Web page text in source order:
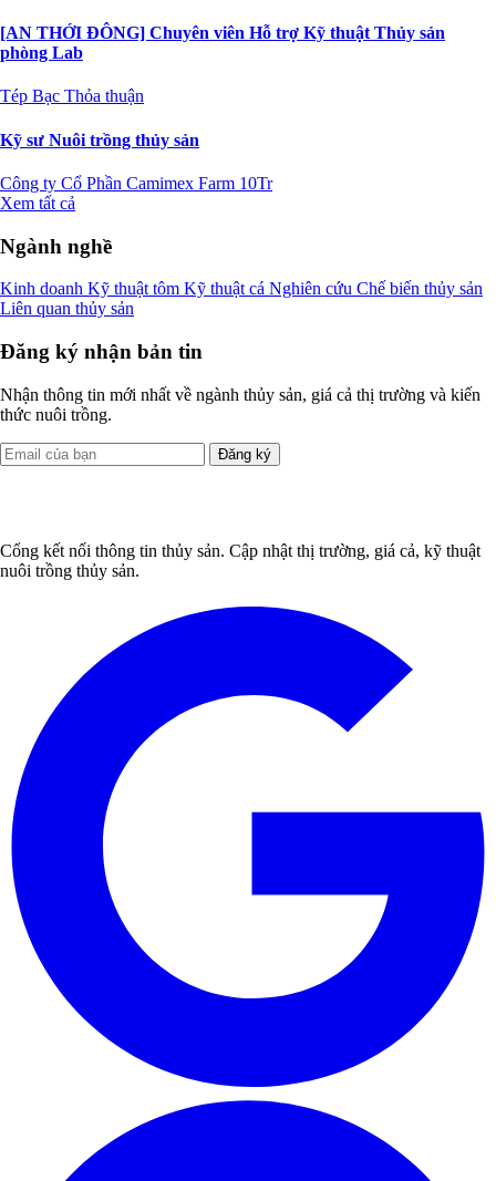
[AN THỚI ĐÔNG] Chuyên viên Hỗ trợ Kỹ thuật Thủy sản
phòng Lab
Tép Bạc Thỏa thuận
Kỹ sư Nuôi trồng thủy sản
Công ty Cổ Phần Camimex Farm 10Tr
Xem tất cả
Ngành nghề
Kinh doanh Kỹ thuật tôm Kỹ thuật cá Nghiên cứu Chế biến thủy sản
Liên quan thủy sản
Đăng ký nhận bản tin
Nhận thông tin mới nhất về ngành thủy sản, giá cả thị trường và kiến
thức nuôi trồng.
Đăng ký
Cổng kết nối thông tin thủy sản. Cập nhật thị trường, giá cả, kỹ thuật
nuôi trồng thủy sản.